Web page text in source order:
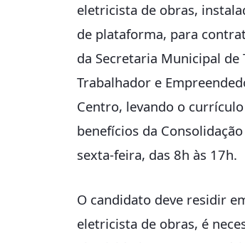
eletricista de obras,
de plataforma, para
da Secretaria Municipal de
Trabalhador e
Centro, levando o
benefícios da
sexta-feira, das 8h às 17h.
O candidato deve residir
eletricista de obras, é